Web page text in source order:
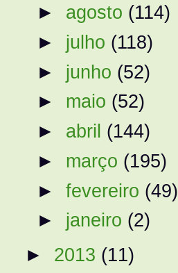
► agosto (114)
► julho (118)
► junho (52)
► maio (52)
► abril (144)
► março (195)
►fevereiro (49)
► janeiro (2)
► 2013 (11)